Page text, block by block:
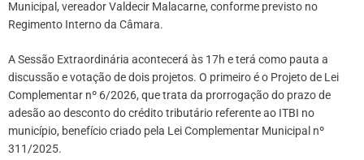
Municipal, vereador Valdecir Malacarne, conforme previsto no
Regimento Interno da Câmara.
A Sessão Extraordinária acontecerá às 17h e terá como pauta a
discussão e votação de dois projetos. O primeiro é o Projeto de Lei
Complementar nº 6/2026, que trata da prorrogação do prazo de
adesão ao desconto do crédito tributário referente ao ITBI no
município, benefício criado pela Lei Complementar Municipal nº
311/2025.